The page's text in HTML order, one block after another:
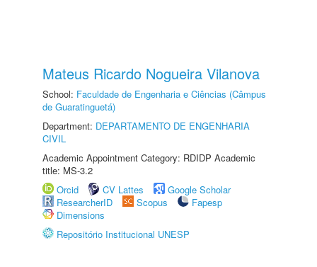
Mateus Ricardo Nogueira Vilanova
School: Faculdade de Engenharia e Ciências (Câmpus
de Guaratinguetá)
Department: DEPARTAMENTO DE ENGENHARIA
CIVIL
Academic Appointment Category: RDIDP Academic
title: MS-3.2
Orcid
CV Lattes
Google Scholar
ResearcherID
Scopus
Fapesp
Dimensions
Repositório Institucional UNESP